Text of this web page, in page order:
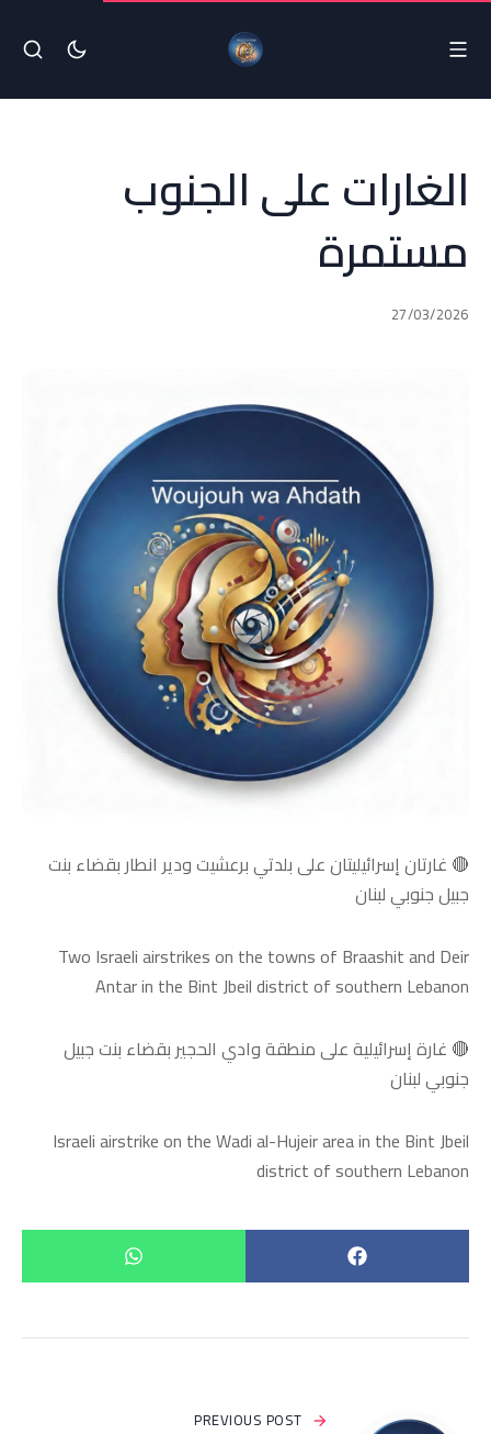
الغارات على الجنوب
مستمرة
27/03/2026
🔴 غارتان إسرائيليتان على بلدتي برعشيت ودير انطار بقضاء بنت
جبيل جنوبي لبنان
Two Israeli airstrikes on the towns of Braashit and Deir
Antar in the Bint Jbeil district of southern Lebanon
🔴 غارة إسرائيلية على منطقة وادي الحجير بقضاء بنت جبيل
جنوبي لبنان
Israeli airstrike on the Wadi al-Hujeir area in the Bint Jbeil
district of southern Lebanon
PREVIOUS POST